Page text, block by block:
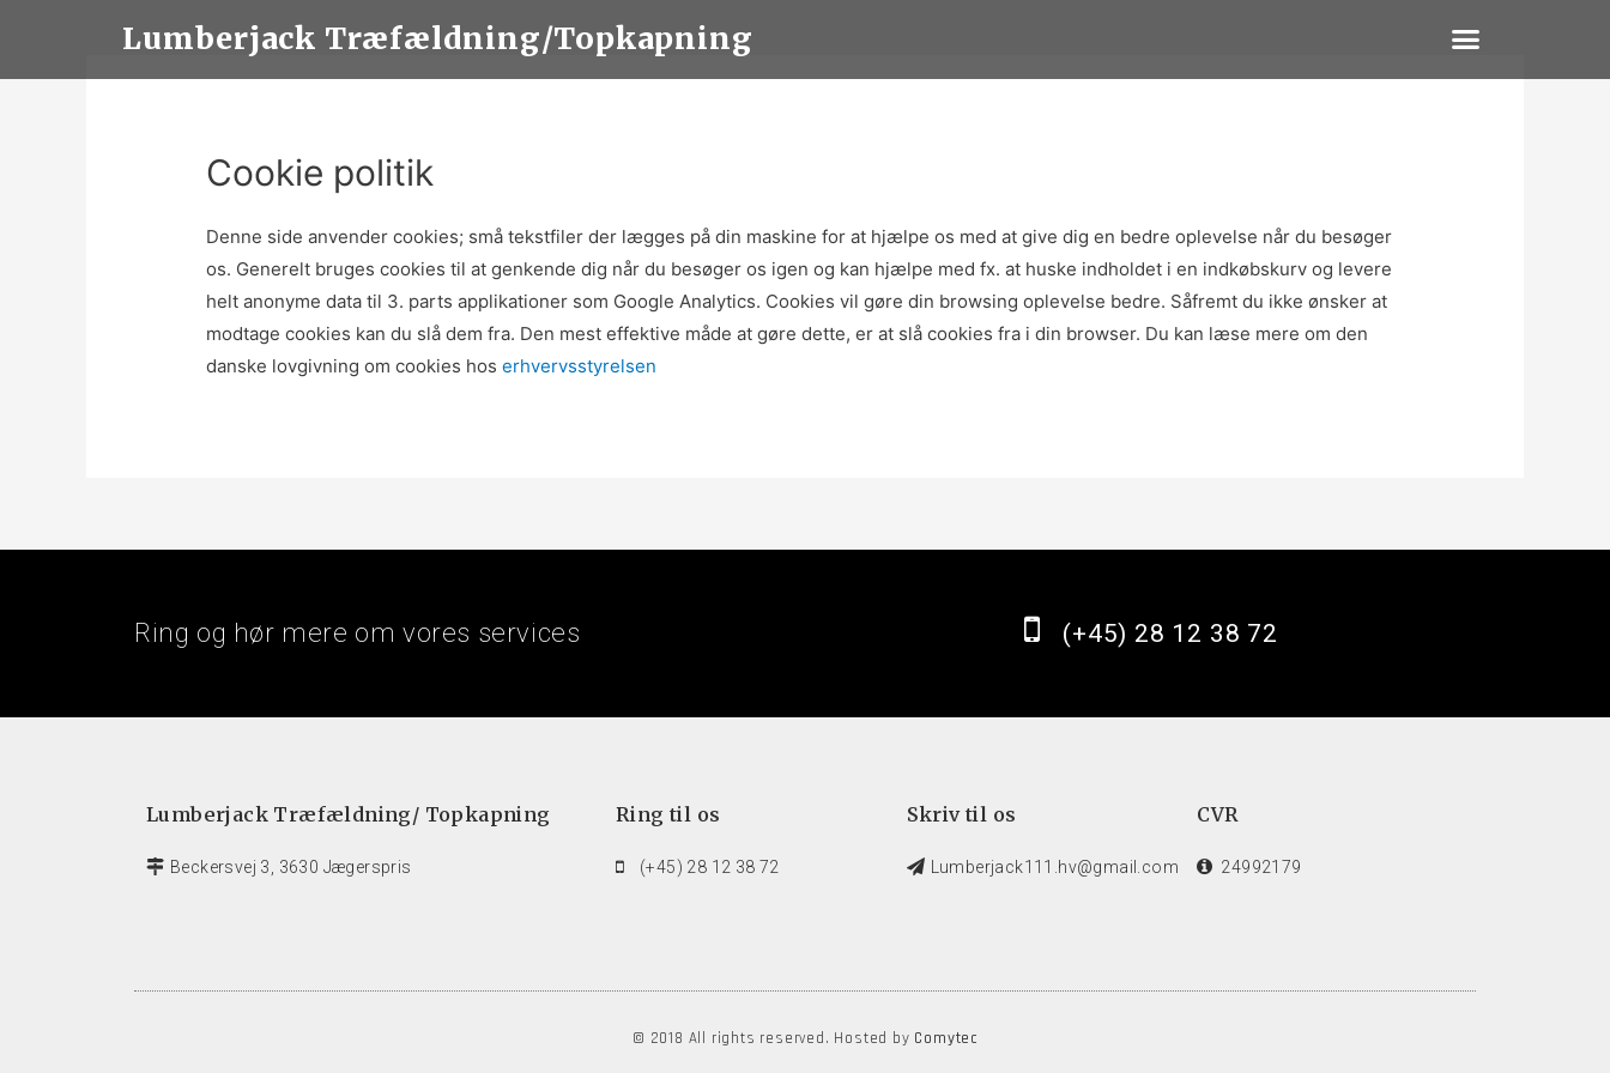
Lumberjack Træfældning/Topkapning
Cookie politik
Denne side anvender cookies; små tekstfiler der lægges på din maskine for at hjælpe os med at give dig en bedre oplevelse når du besøger
os. Generelt bruges cookies til at genkende dig når du besøger os igen og kan hjælpe med fx. at huske indholdet i en indkøbskurv og levere
helt anonyme data til 3. parts applikationer som Google Analytics. Cookies vil gøre din browsing oplevelse bedre. Såfremt du ikke ønsker at
modtage cookies kan du slå dem fra. Den mest effektive måde at gøre dette, er at slå cookies fra i din browser. Du kan læse mere om den
danske lovgivning om cookies hoserhvervsstyrelsen
Ring og hør mere om vores services (+45) 28 12 38 72
Lumberjack Træfældning/ Topkapning
Beckersvej 3, 3630 Jægerspris
Ring til os
(+45) 28 12 38 72
Skriv til os
Lumberjack111.hv@gmail.com
CVR
24992179
© 2018 All rights reserved. Hosted by Comytec